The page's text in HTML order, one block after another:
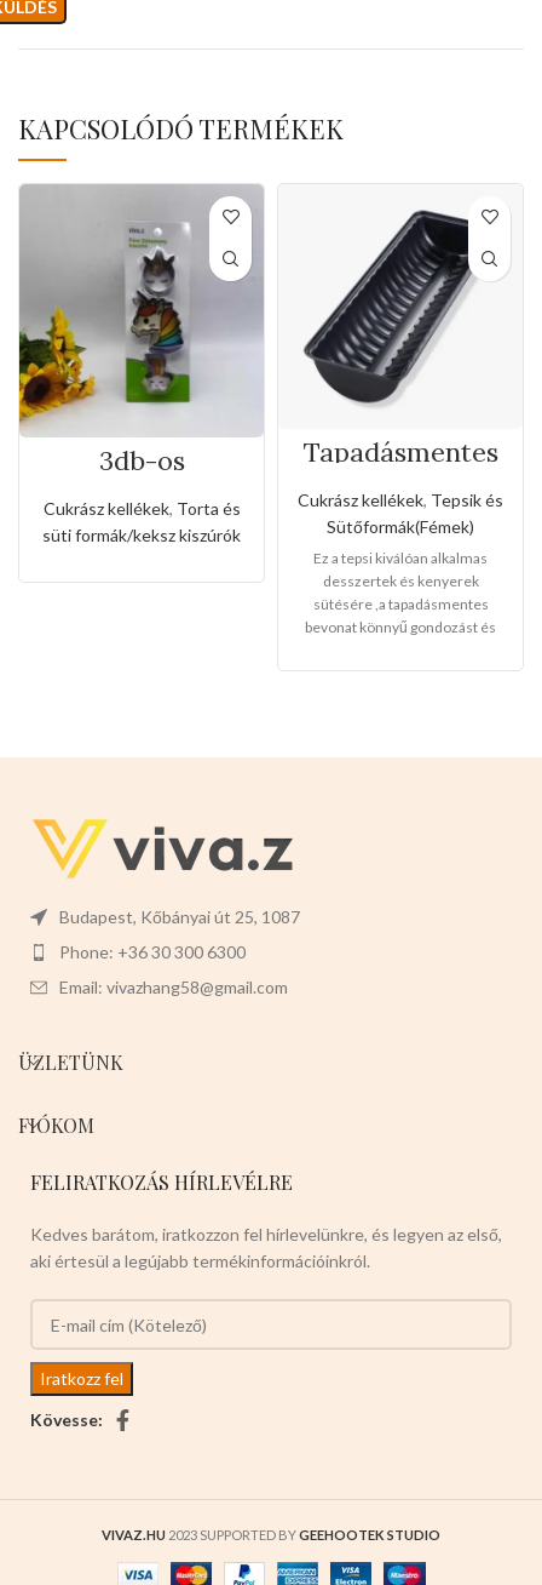
KAPCSOLÓDÓ TERMÉKEK
3db-os
kiszúró készlet
unikornis és
szivárvány
Cukrász kellékek, Torta és
süti formák/keksz kiszúrók
Tapadásmentes
forma(Nagy
méret)
Cukrász kellékek, Tepsik és
Sütőformák(Fémek)
Ez a tepsi kiválóan alkalmas
desszertek és kenyerek
sütésére ,a tapadásmentes
bevonat könnyű gondozást és
könnyen levehet,ez megkönnyíti
Budapest, Kőbányai út 25, 1087
Phone: +36 30 300 6300
Email: vivazhang58@gmail.com
ÜZLETÜNK
FIÓKOM
FELIRATKOZÁS HÍRLEVÉLRE
Kedves barátom, iratkozzon fel hírlevelünkre, és legyen az első,
aki értesül a legújabb termékinformációinkról.
Kövesse:
VIVAZ.HU 2023 SUPPORTED BYGEEHOOTEK STUDIO